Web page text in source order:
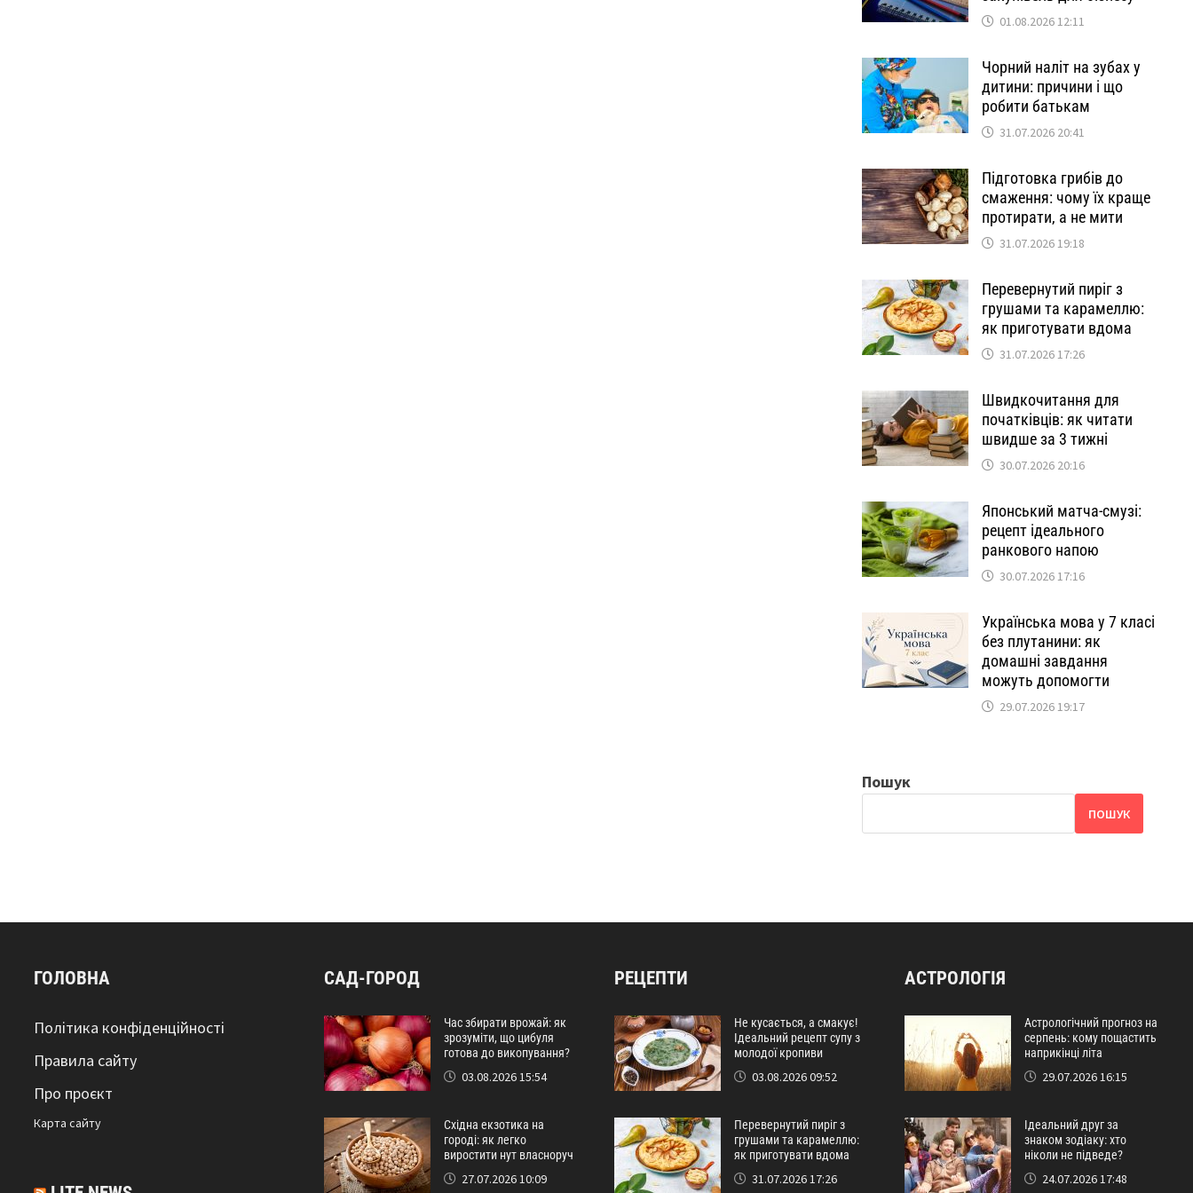
01.08.2026 12:11
Чорний наліт на зубах у
дитини: причини і що
робити батькам
31.07.2026 20:41
Підготовка грибів до
смаження: чому їх краще
протирати, а не мити
31.07.2026 19:18
Перевернутий пиріг з
грушами та карамеллю:
як приготувати вдома
31.07.2026 17:26
Швидкочитання для
початківців: як читати
швидше за 3 тижні
30.07.2026 20:16
Японський матча-смузі:
рецепт ідеального
ранкового напою
30.07.2026 17:16
Українська мова у 7 класі
без плутанини: як
домашні завдання
можуть допомогти
29.07.2026 19:17
Пошук
ПОШУК
ГОЛОВНА
Політика конфіденційності
Правила сайту
Про проєкт
Карта сайтy
САД-ГОРОД
Час збирати врожай: як
зрозуміти, що цибуля
готова до викопування?
03.08.2026 15:54
Східна екзотика на
городі: як легко
виростити нут власноруч
27.07.2026 10:09
РЕЦЕПТИ
Не кусається, а смакує!
Ідеальний рецепт супу з
молодої кропиви
03.08.2026 09:52
Перевернутий пиріг з
грушами та карамеллю:
як приготувати вдома
31.07.2026 17:26
АСТРОЛОГІЯ
Астрологічний прогноз на
серпень: кому пощастить
наприкінці літа
29.07.2026 16:15
Ідеальний друг за
знаком зодіаку: хто
ніколи не підведе?
24.07.2026 17:48